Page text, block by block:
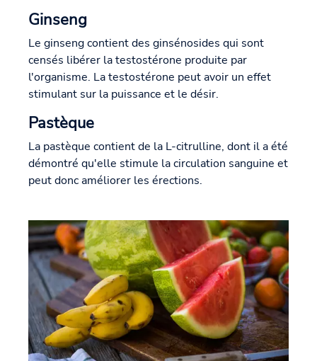
Ginseng
Le ginseng contient des ginsénosides qui sont
censés libérer la testostérone produite par
l'organisme. La testostérone peut avoir un effet
stimulant sur la puissance et le désir.
Pastèque
La pastèque contient de la L-citrulline, dont il a été
démontré qu'elle stimule la circulation sanguine et
peut donc améliorer les érections.